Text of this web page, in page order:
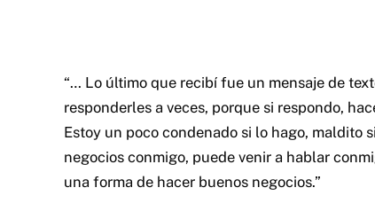
“… Lo último que recibí fue un mensaje de
responderles a veces, porque si respondo,
Estoy un poco condenado si lo hago, maldito
negocios conmigo, puede venir a hablar
una forma de hacer buenos negocios.”